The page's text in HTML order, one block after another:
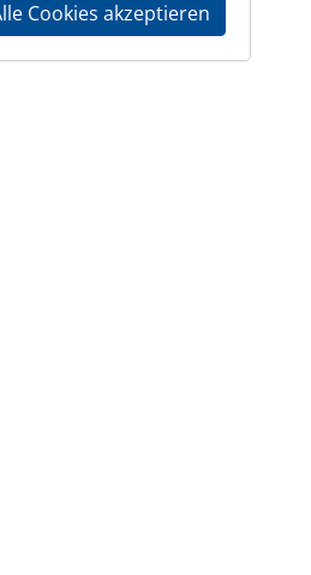
Cookies akzeptieren